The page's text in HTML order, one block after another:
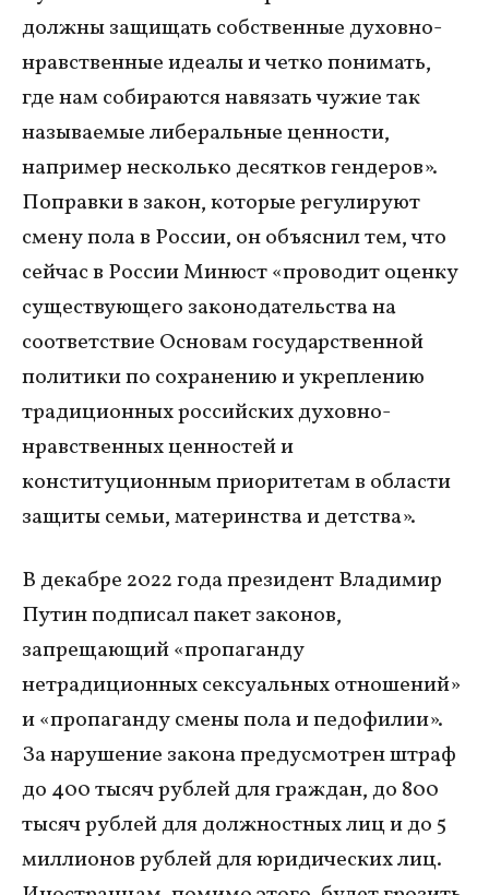
должны защищать собственные духовно-
нравственные идеалы и четко понимать,
где нам собираются навязать чужие так
называемые либеральные ценности,
например несколько десятков гендеров».
Поправки в закон, которые регулируют
смену пола в России, он объяснил тем, что
сейчас в России Минюст «проводит оценку
существующего законодательства на
соответствие Основам государственной
политики по сохранению и укреплению
традиционных российских духовно-
нравственных ценностей и
конституционным приоритетам в области
защиты семьи, материнства и детства».
В декабре 2022 года президент Владимир
Путин подписал пакет законов,
запрещающий «пропаганду
нетрадиционных сексуальных отношений»
и «пропаганду смены пола и педофилии».
За нарушение закона предусмотрен штраф
до 400 тысяч рублей для граждан, до 800
тысяч рублей для должностных лиц и до 5
миллионов рублей для юридических лиц.